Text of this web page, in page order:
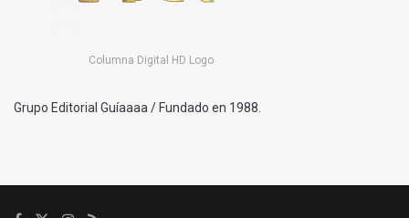
Columna Digital HD Logo
Grupo Editorial Guíaaaa / Fundado en 1988.